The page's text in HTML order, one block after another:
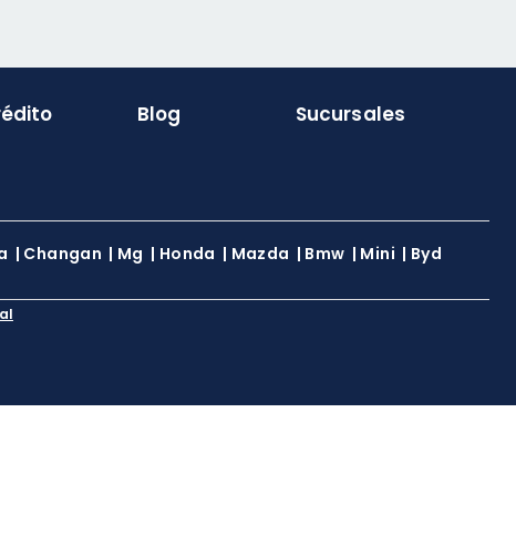
Blog Sucursales
| Changan | Mg | Honda | Mazda | Bmw | Mini | Byd